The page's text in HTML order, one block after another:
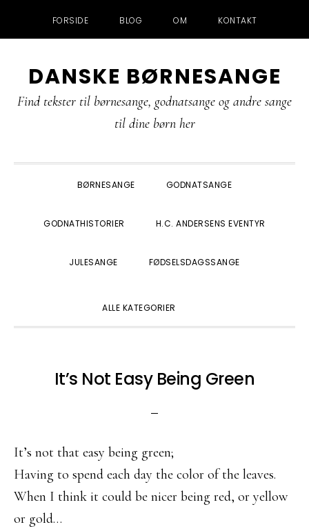
FORSIDE BLOG OM KONTAKT
direkte
til
indhold
direkte
til
direkte
til
DANSKE BØRNESANGE
Find tekster til børnesange, godnatsange og andre sange
til dine børn her
BØRNESANGE GODNATSANGE
GODNATHISTORIER H.C. ANDERSENS EVENTYR
JULESANGE FØDSELSDAGSSANGE
ALLE KATEGORIER
It’s Not Easy Being Green
It’s not that easy being green;
Having to spend each day the color of the leaves.
When I think it could be nicer being red, or yellow
or gold…